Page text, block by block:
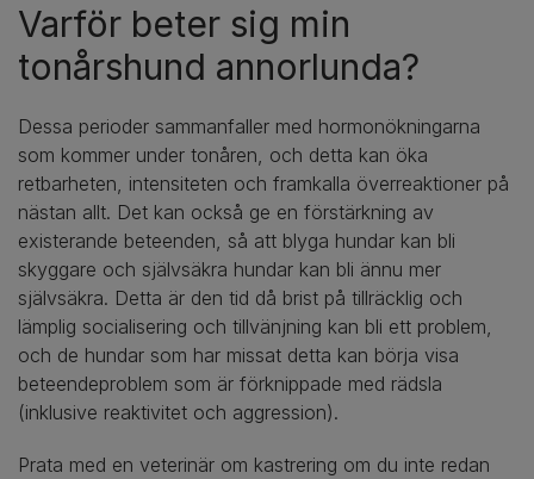
Varför beter sig min
tonårshund annorlunda?
Dessa perioder sammanfaller med hormonökningarna
som kommer under tonåren, och detta kan öka
retbarheten, intensiteten och framkalla överreaktioner på
nästan allt. Det kan också ge en förstärkning av
existerande beteenden, så att blyga hundar kan bli
skyggare och självsäkra hundar kan bli ännu mer
självsäkra. Detta är den tid då brist på tillräcklig och
lämplig socialisering och tillvänjning kan bli ett problem,
och de hundar som har missat detta kan börja visa
beteendeproblem som är förknippade med rädsla
(inklusive reaktivitet och aggression).
Prata med en veterinär om kastrering om du inte redan